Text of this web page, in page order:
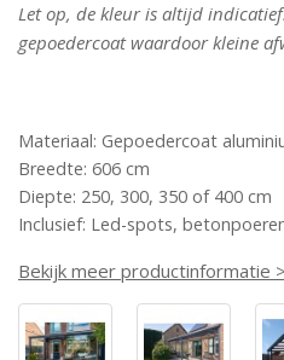
Let op, de kleur is altijd
gepoedercoat waardoor kleine
Materiaal: Gepoedercoat
Breedte: 606 cm
Diepte: 250, 300, 350 of 400 cm
Inclusief: Led-spots,
Bekijk meer productinformatie >